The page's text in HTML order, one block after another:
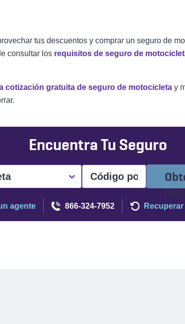
tus descuentos y comprar un seguro de
consultar los requisitos de seguro de
cotización gratuita de seguro de motocicleta y
Encuentra Tu Seguro
agente 866-324-7952